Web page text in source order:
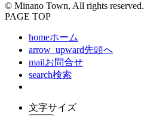
© Minano Town, All rights reserved.
PAGE TOP
homeホーム
arrow_upward先頭へ
mailお問合せ
search検索
文字サイズ